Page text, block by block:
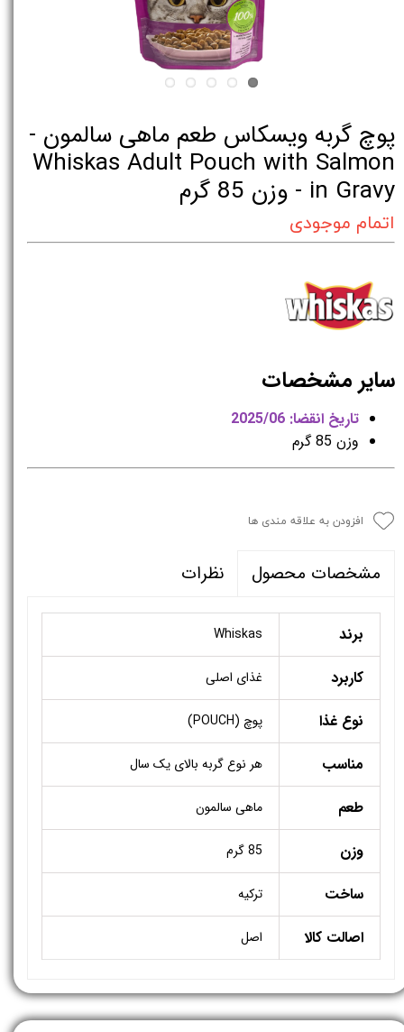
پوچ گربه ویسکاس طعم ماهی سالمون -
Whiskas Adult Pouch with Salmon
in Gravy - وزن 85 گرم
اتمام موجودی
سایر مشخصات
تاریخ انقضا: 2025/06
وزن 85 گرم
افزودن به علاقه مندی ها
مشخصات محصول نظرات
برند Whiskas
کاربرد غذای اصلی
نوع غذا پوچ (POUCH)
مناسب هر نوع گربه بالای یک سال
طعم ماهی سالمون
وزن 85 گرم
ساخت ترکیه
اصالت کالا اصل